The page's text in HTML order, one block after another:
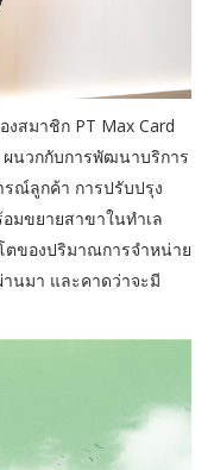
สมาชิก PT Max Card
ผนวกกับการพัฒนาบริการ
รณ์ลูกค้า การปรับปรุง
มขยายสาขาในทำเล
ตของปริมาณการจำหน่าย
นมา และคาดว่าจะมี